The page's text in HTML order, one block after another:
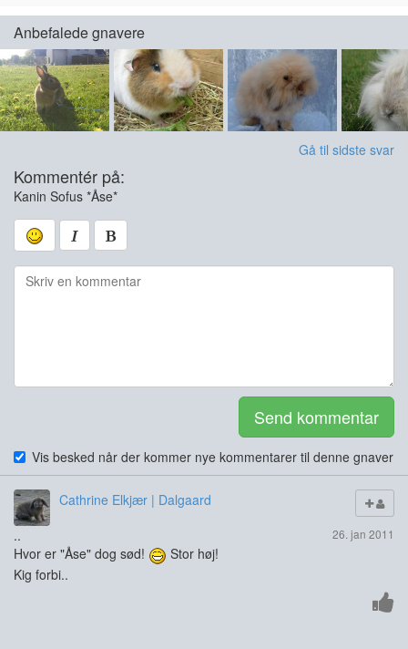
Anbefalede gnavere
Gå til sidste svar
Kommentér på:
Kanin Sofus *Åse*
Send kommentar
Vis besked når der kommer nye kommentarer til denne gnaver
Cathrine Elkjær | Dalgaard
26. jan 2011
..
Hvor er "Åse" dog sød!
Stor høj!
Kig forbi..